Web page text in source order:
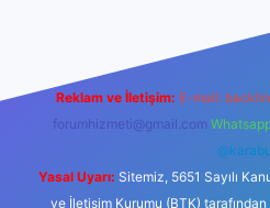
Reklam ve İletişim: E-mail:
forumhizmeti@gmail.com
Yasal Uyarı: Sitemiz, 5651 Sayılı
ve İletişim Kurumu (BTK) tarafından